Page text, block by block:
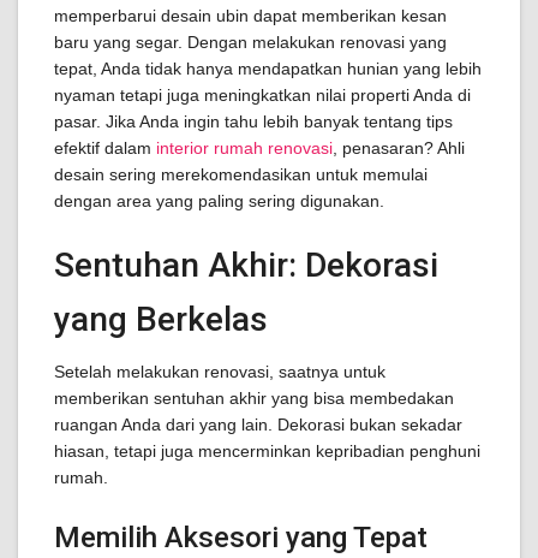
memperbarui desain ubin dapat memberikan kesan
baru yang segar. Dengan melakukan renovasi yang
tepat, Anda tidak hanya mendapatkan hunian yang lebih
nyaman tetapi juga meningkatkan nilai properti Anda di
pasar. Jika Anda ingin tahu lebih banyak tentang tips
efektif dalam interior rumah renovasi , penasaran? Ahli
desain sering merekomendasikan untuk memulai
dengan area yang paling sering digunakan.
Sentuhan Akhir: Dekorasi
yang Berkelas
Setelah melakukan renovasi, saatnya untuk
memberikan sentuhan akhir yang bisa membedakan
ruangan Anda dari yang lain. Dekorasi bukan sekadar
hiasan, tetapi juga mencerminkan kepribadian penghuni
rumah.
Memilih Aksesori yang Tepat